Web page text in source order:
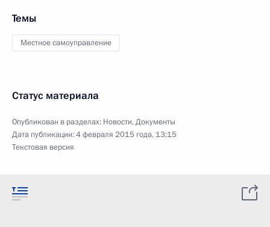
Темы
Местное самоуправление
Статус материала
Опубликован в разделах: Новости,Документы
Дата публикации:4 февраля 2015 года, 13:15
Текстовая версия